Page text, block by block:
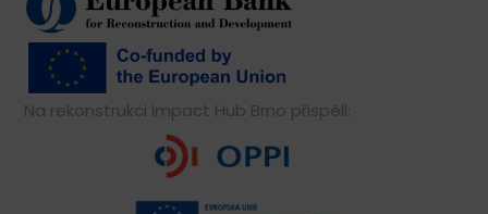
Na rekonstrukci Impact Hub Brno přispěli: